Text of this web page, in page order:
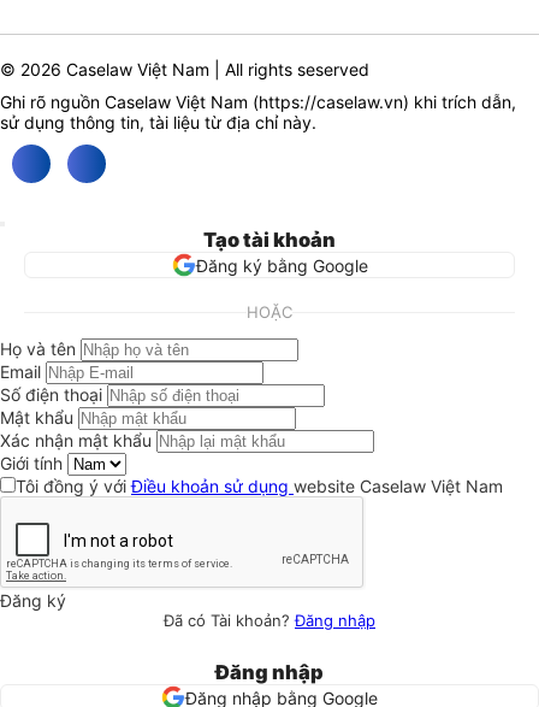
© 2026 Caselaw Việt Nam | All rights seserved
Ghi rõ nguồn Caselaw Việt Nam (https://caselaw.vn) khi trích dẫn,
sử dụng thông tin, tài liệu từ địa chỉ này.
Tạo tài khoản
Đăng ký bằng Google
HOẶC
Họ và tên
Email
Số điện thoại
Mật khẩu
Xác nhận mật khẩu
Giới tính
Tôi đồng ý vớiĐiều khoản sử dụng website Caselaw Việt Nam
Đăng ký
Đã có Tài khoản?Đăng nhập
Đăng nhập
Đăng nhập bằng Google